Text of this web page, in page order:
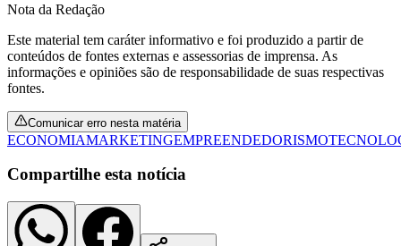
Vasco
Nota da Redação
Este material tem caráter informativo e foi produzido a partir de
conteúdos de fontes externas e assessorias de imprensa. As
informações e opiniões são de responsabilidade de suas respectivas
fontes.
Comunicar erro nesta matéria
ECONOMIAMARKETINGEMPREENDEDORISMO
Compartilhe esta notícia